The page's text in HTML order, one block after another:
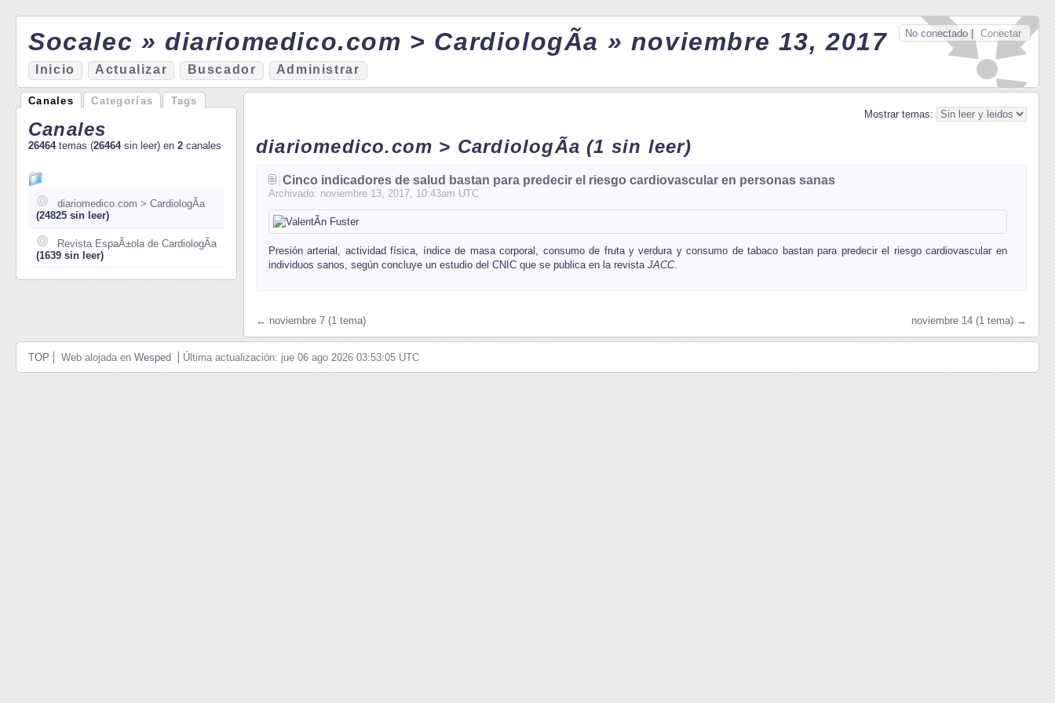
No conectado | Conectar
Socalec » diariomedico.com > CardiologÃ­a » noviembre 13, 2017
nicio Actualizar Buscador Ad ministrar
Canales Categorías Tags
Canales
26464temas (26464sin leer) en 2 canales
diariomedico.com > CardiologÃ­a
(24825 sin leer)
Revista EspaÃ±ola de CardiologÃ­a
(1639 sin leer)
Mostrar temas:
diariomedico.com > CardiologÃ­a (1 sin leer)
Cinco indicadores de salud bastan para predecir el riesgo cardiovascular en personas sanas
Archivado: noviembre 13, 2017, 10:43am UTC
Presión arterial, actividad física, índice de masa corporal, consumo de fruta y verdura y consumo de tabaco bastan para predecir el riesgo cardiovascular en
individuos sanos, según concluye un estudio del CNIC que se publica en la revista JACC.
← noviembre 7 (1 tema) noviembre 14 (1 tema) →
TOP Web alojada en Wesped Última actualización: jue 06 ago 2026 03:53:05 UTC